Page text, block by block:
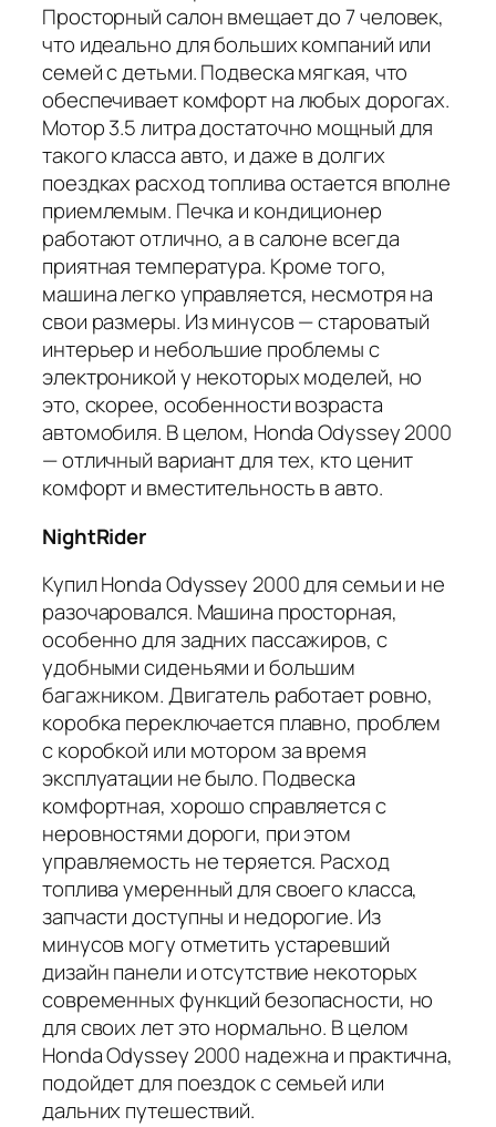
Просторный салон вмещает до 7 человек,
что идеально для больших компаний или
семей с детьми. Подвеска мягкая, что
обеспечивает комфорт на любых дорогах.
Мотор 3.5 литра достаточно мощный для
такого класса авто, и даже в долгих
поездках расход топлива остается вполне
приемлемым. Печка и кондиционер
работают отлично, а в салоне всегда
приятная температура. Кроме того,
машина легко управляется, несмотря на
свои размеры. Из минусов — староватый
интерьер и небольшие проблемы с
электроникой у некоторых моделей, но
это, скорее, особенности возраста
автомобиля. В целом, Honda Odyssey 2000
— отличный вариант для тех, кто ценит
комфорт и вместительность в авто.
NightRider
Купил Honda Odyssey 2000 для семьи и не
разочаровался. Машина просторная,
особенно для задних пассажиров, с
удобными сиденьями и большим
багажником. Двигатель работает ровно,
коробка переключается плавно, проблем
с коробкой или мотором за время
эксплуатации не было. Подвеска
комфортная, хорошо справляется с
неровностями дороги, при этом
управляемость не теряется. Расход
топлива умеренный для своего класса,
запчасти доступны и недорогие. Из
минусов могу отметить устаревший
дизайн панели и отсутствие некоторых
современных функций безопасности, но
для своих лет это нормально. В целом
Honda Odyssey 2000 надежна и практична,
подойдет для поездок с семьей или
дальних путешествий.